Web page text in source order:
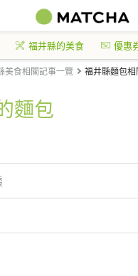
福井縣的美食 優惠
美食相關記事一覽 福井縣麵包
麵包